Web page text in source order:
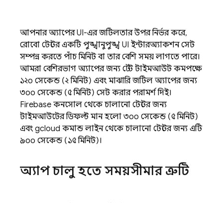
আপনার অ্যাপের UI-এর জটিলতার উপর নির্ভর করে,
রোবো টেস্টের একটি পুঙ্খানুপুঙ্খ UI ইন্টারঅ্যাকশন সেট
সম্পন্ন করতে পাঁচ মিনিট বা তার বেশি সময় লাগতে পারে।
আমরা বেশিরভাগ অ্যাপের জন্য টেস্ট টাইমআউট কমপক্ষে
১২০ সেকেন্ড (২ মিনিট) এবং মাঝারি জটিল অ্যাপের জন্য
৩০০ সেকেন্ড (৫ মিনিট) সেট করার পরামর্শ দিই।
Firebase কনসোল থেকে চালানো টেস্টের জন্য
টাইমআউটের ডিফল্ট মান হলো ৩০০ সেকেন্ড (৫ মিনিট)
এবং gcloud কমান্ড লাইন থেকে চালানো টেস্টের জন্য এটি
৯০০ সেকেন্ড (১৫ মিনিট)।
অ্যাপ চালু হতে সময়সীমার ত্রুটি